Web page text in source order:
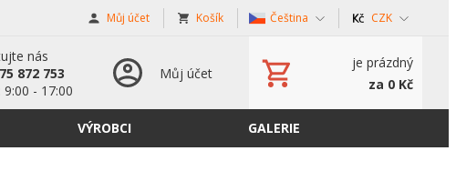
Můj účet Košík Čeština CZK
nás
872 753
9:00 - 17:00
Můj účet
je prázdný
za 0 Kč
VÝROBCI GALERIE